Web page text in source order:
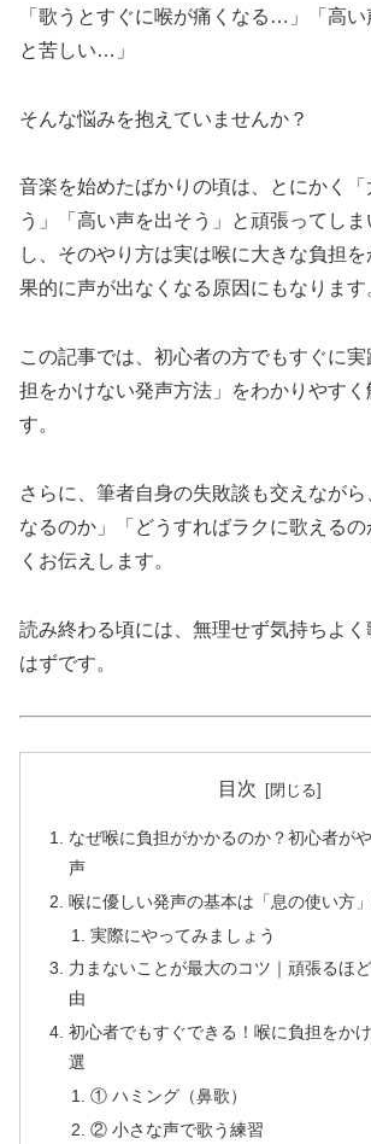
「歌うとすぐに喉が痛くなる…」「高
と苦しい…」
そんな悩みを抱えていませんか？
音楽を始めたばかりの頃は、とにかく
う」「高い声を出そう」と頑張ってし
し、そのやり方は実は喉に大きな負担
果的に声が出なくなる原因にもなります
この記事では、初心者の方でもすぐに
担をかけない発声方法」をわかりやすく
す。
さらに、筆者自身の失敗談も交えながら
なるのか」「どうすればラクに歌える
くお伝えします。
読み終わる頃には、無理せず気持ちよ
はずです。
目次
なぜ喉に負担がかかるのか？初心者が
声
喉に優しい発声の基本は「息の使い方
実際にやってみましょう
力まないことが最大のコツ｜頑張るほ
由
初心者でもすぐできる！喉に負担をか
選
① ハミング（鼻歌）
② 小さな声で歌う練習